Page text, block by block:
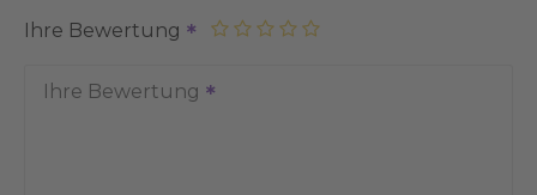
Ihre Bewertung
Ihre Bewertung